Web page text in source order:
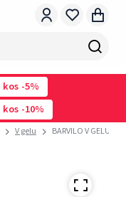
kos -5%
kos -10%
V gelu BARVILO V GELU